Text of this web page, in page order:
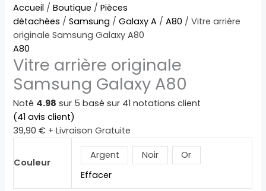
Accueil /Boutique /Pièces
détachées /Samsung /Galaxy A /A80 / Vitre arrière
originale Samsung Galaxy A80
A80
Vitre arrière originale
Samsung Galaxy A80
Noté 4.98 sur 5 basé sur 41 notations client
(41 avis client)
39,90€ + Livraison Gratuite
Couleur
Argent Noir
Or
Effacer
quantité
de
Vitre
arrière
originale
Galaxy
A80